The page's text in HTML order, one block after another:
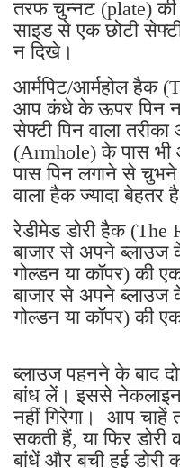
तरफ चुन्नट (plate)
साइड से एक छोटी
न दिखे।
आर्मपिट/आर्महोल हैक
आप कंधे के ऊपर पिन
सेफ्टी पिन वाला
(Armhole) के पास
पास पिन लगाने से
वाला हैक ज्यादा बेहतर
रेडीमेड डोरी हैक
बाजार से अपने
गोल्डन या कॉपर) की
बाजार से अपने
गोल्डन या कॉपर) की
ब्लाउज पहनने के बाद
बांध लें। इससे नेकलाइन
नहीं गिरेगा। आप
सकती हैं, या फिर
बांधें और बची हुई डोरी